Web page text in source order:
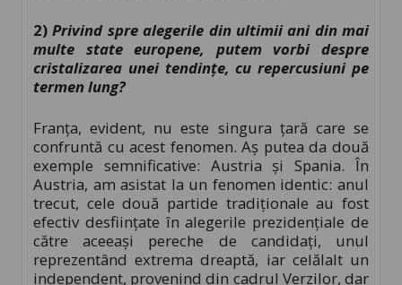
2)Privind spre alegerile din ultimii ani din mai
multe state europene, putem vorbi despre
cristalizarea unei tendințe, cu repercusiuni pe
termen lung?
Franța, evident, nu este singura țară care se
confruntă cu acest fenomen. Aș putea da două
exemple semnificative: Austria și Spania. În
Austria, am asistat la un fenomen identic: anul
trecut, cele două partide tradiționale au fost
efectiv desființate în alegerile prezidențiale de
către aceeași pereche de candidați, unul
reprezentând extrema dreaptă, iar celălalt un
independent, provenind din cadrul Verzilor, dar